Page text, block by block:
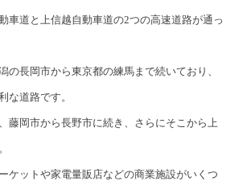
車道と上信越自動車道の2つの高速道路が通っ
の長岡市から東京都の練馬まで続いており、
な道路です。
藤岡市から長野市に続き、さらにそこから上
ケットや家電量販店などの商業施設がいくつ